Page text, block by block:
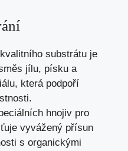
substrátu je
jílu, písku a
která podpoří
hnojiv pro
vyvážený přísun
s organickými